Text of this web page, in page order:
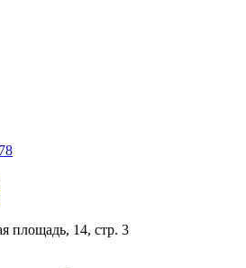
площадь, 14, стр. 3